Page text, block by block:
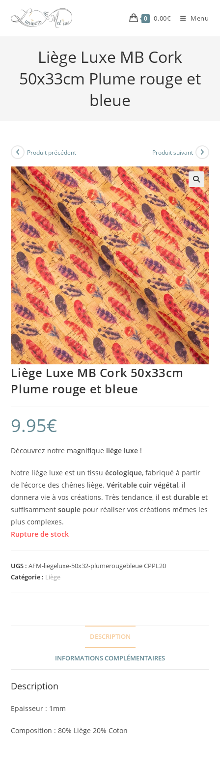
0 0.00€ Menu
Liège Luxe MB Cork
50x33cm Plume rouge et
bleue
Produit précédent Produit suivant
Liège Luxe MB Cork 50x33cm
Plume rouge et bleue
9.95€
Découvrez notre magnifique liège luxe !
Notre liège luxe est un tissuécologique, fabriqué à partir
de l’écorce des chênes liège.Véritable cuir végétal, il
donnera vie à vos créations. Très tendance, il estdurable et
suffisammentsouple pour réaliser vos créations mêmes les
plus complexes.
Rupture de stock
UGS :AFM-liegeluxe-50x32-plumerougebleue CPPL20
Catégorie : Liège
DESCRIPTION
INFORMATIONS COMPLÉMENTAIRES
Description
Epaisseur : 1mm
Composition : 80% Liège 20% Coton